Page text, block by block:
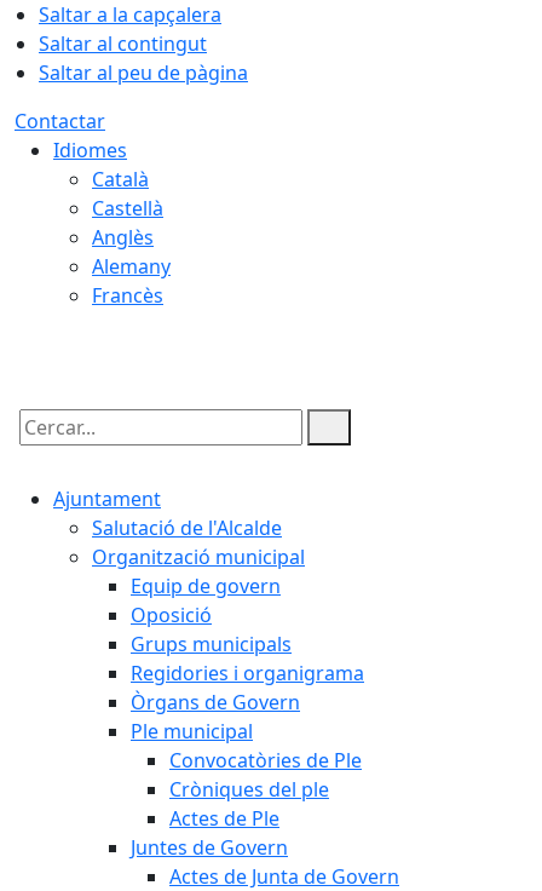
Saltar a la capçalera
Saltar al contingut
Saltar al peu de pàgina
Contactar
Idiomes
Català
Castellà
Anglès
Alemany
Francès
Cercar:
Ajuntament
Salutació de l'Alcalde
Organització municipal
Equip de govern
Oposició
Grups municipals
Regidories i organigrama
Òrgans de Govern
Ple municipal
Convocatòries de Ple
Cròniques del ple
Actes de Ple
Juntes de Govern
Actes de Junta de Govern